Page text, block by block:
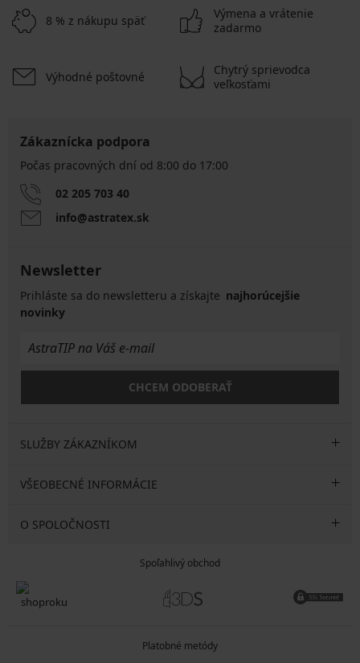
8 % z nákupu späť
Výmena a vrátenie
zadarmo
Výhodné poštovné
Chytrý sprievodca
veľkosťami
Zákaznícka podpora
Počas pracovných dní od 8:00 do 17:00
02 205 703 40
info@astratex.sk
Newsletter
Prihláste sa do newsletteru a získajte najhorúcejšie
novinky
CHCEM ODOBERAŤ
SLUŽBY ZÁKAZNÍKOM
VŠEOBECNÉ INFORMÁCIE
O SPOLOČNOSTI
Spoľahlivý obchod
Platobné metódy